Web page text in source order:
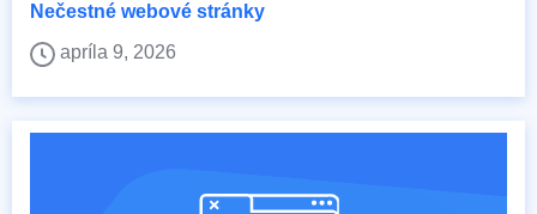
Nečestné webové stránky
apríla 9, 2026